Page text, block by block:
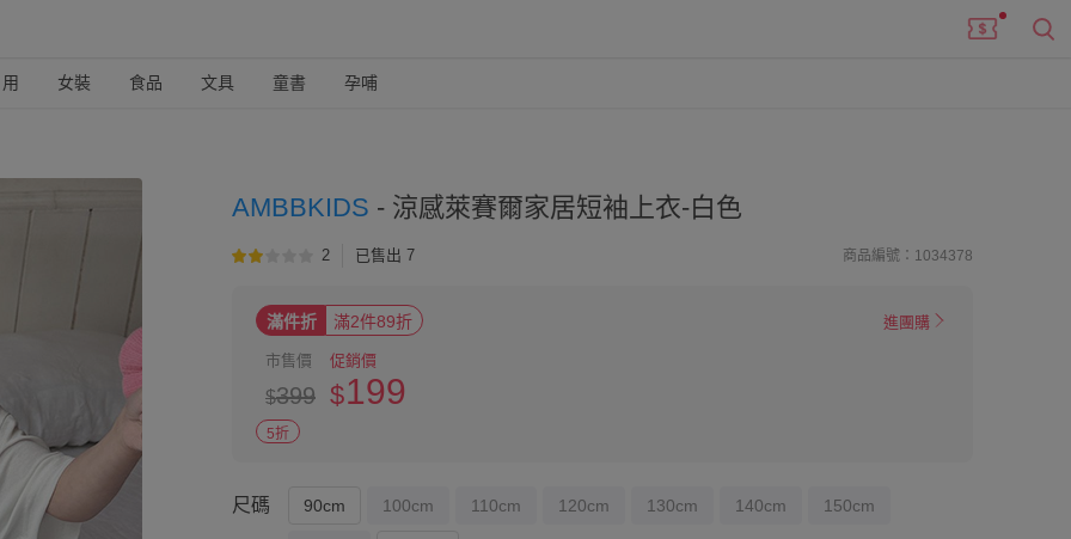
女裝 食品 文具 童書 孕哺
AMBBKIDS - 涼感萊賽爾家居短袖上衣-白色
2 已售出 7 商品編號：1034378
滿件折 滿2件89折 進團購
市售價
$399
促銷價
$199
5折
尺碼 90cm 100cm 110cm 120cm 130cm 140cm 150cm